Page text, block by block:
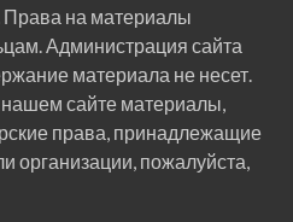
Права на материалы
Администрация сайта
материала не несет.
сайте материалы,
права, принадлежащие
организации, пожалуйста,